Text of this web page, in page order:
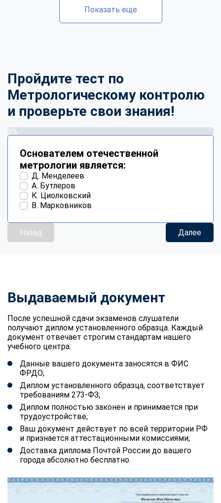
Показать еще
Пройдите тест по
Метрологическому контролю
и проверьте свои знания!
0%
Основателем отечественной
метрологии является:
Д. Менделеев
А. Бутлеров
К. Циолковский
В. Марковников
Назад Далее
Выдаваемый документ
После успешной сдачи экзаменов слушатели
получают диплом установленного образца. Каждый
документ отвечает строгим стандартам нашего
учебного центра:
Данные вашего документа заносятся в ФИС
ФРДО;
Диплом установленного образца, соответствует
требованиям 273-ФЗ;
Диплом полностью законен и принимается при
трудоустройстве;
Ваш документ действует по всей территории РФ
и признается аттестационными комиссиями;
Доставка диплома Почтой России до вашего
города абсолютно бесплатно.